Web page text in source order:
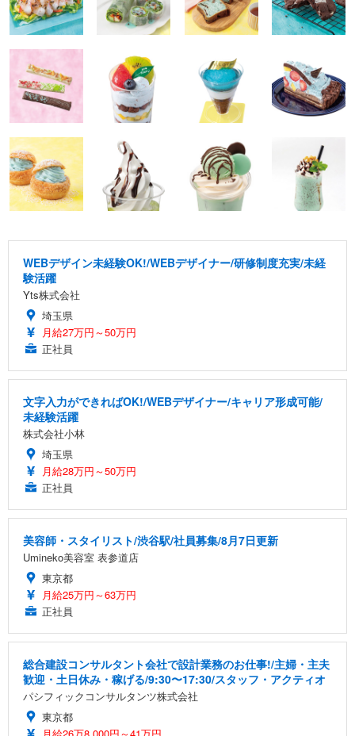
WEBデザイン未経験OK!/WEBデザイナー/研修制度充実/未経
験活躍
Yts株式会社
埼玉県
月給27万円～50万円
正社員
文字入力ができればOK!/WEBデザイナー/キャリア形成可能/
未経験活躍
株式会社小林
埼玉県
月給28万円～50万円
正社員
美容師・スタイリスト/渋谷駅/社員募集/8月7日更新
Umineko美容室 表参道店
東京都
月給25万円～63万円
正社員
総合建設コンサルタント会社で設計業務のお仕事!/主婦・主夫
歓迎・土日休み・稼げる/9:30〜17:30/スタッフ・アクティオ
パシフィックコンサルタンツ株式会社
東京都